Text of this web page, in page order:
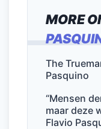
MORE
The
Pasquino
“Mensen
maar deze
Flavio
e
b
o
o
k
er l